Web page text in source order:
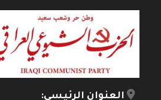
العنوان الرئيسي: